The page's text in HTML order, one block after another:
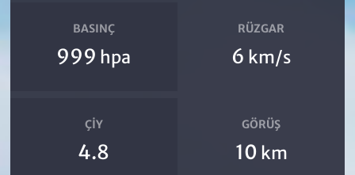
BASINÇ
999 hpa
RÜZGAR
6 km/s
ÇIY
4.8
GÖRÜŞ
10 km